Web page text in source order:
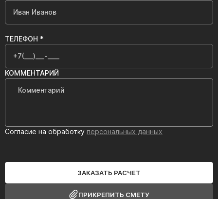
ТЕЛЕФОН *
КОММЕНТАРИЙ
Согласие на обработку персональных данных
ЗАКАЗАТЬ РАСЧЕТ
ПРИКРЕПИТЬ СМЕТУ